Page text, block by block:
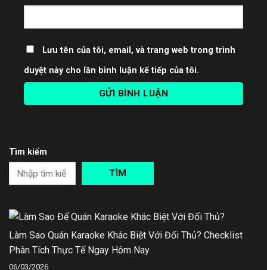
Lưu tên của tôi, email, và trang web trong trình
duyệt này cho lần bình luận kế tiếp của tôi.
Tìm kiếm
TÌM
Làm Sao Quán Karaoke Khác Biệt Với Đối Thủ? Checklist
Phân Tích Thực Tế Ngay Hôm Nay
06/03/2026